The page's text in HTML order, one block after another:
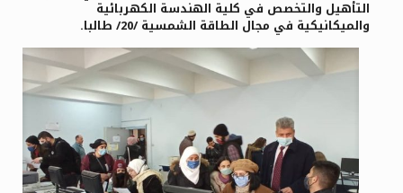
التأهيل والتخصص في كلية الهندسة الكهربائية
والميكانيكية في مجال الطاقة الشمسية /20/ طالبا.